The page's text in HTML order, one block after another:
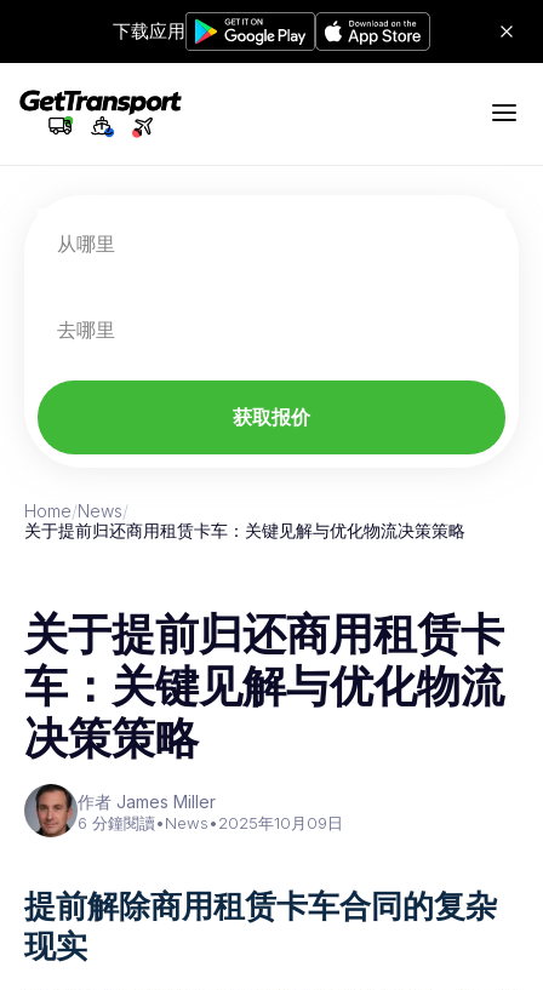
下载应用
从哪里
去哪里
获取报价
Home/News/
关于提前归还商用租赁卡车：关键见解与优化物流决策策略
关于提前归还商用租赁卡
车：关键见解与优化物流
决策策略
作者 James Miller
6 分鐘閱讀•News•2025年10月09日
提前解除商用租赁卡车合同的复杂
现实